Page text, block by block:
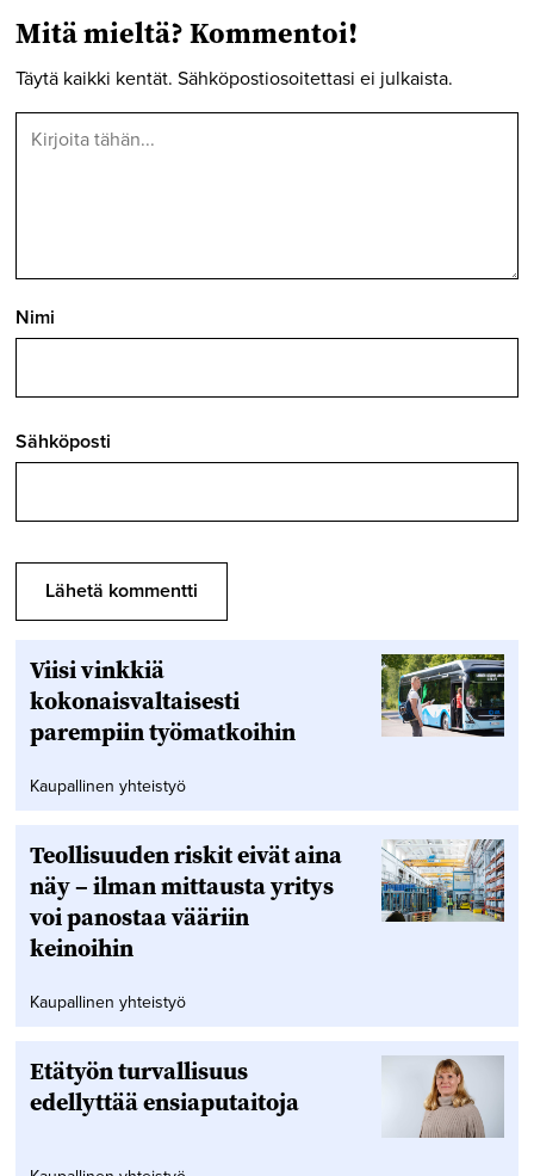
Mitä mieltä? Kommentoi!
Täytä kaikki kentät. Sähköpostiosoitettasi ei julkaista.
Nimi
Sähköposti
Viisi vinkkiä
kokonaisvaltaisesti
parempiin työmatkoihin
Kaupallinen yhteistyö
Teollisuuden riskit eivät aina
näy – ilman mittausta yritys
voi panostaa vääriin
keinoihin
Kaupallinen yhteistyö
Etätyön turvallisuus
edellyttää ensiaputaitoja